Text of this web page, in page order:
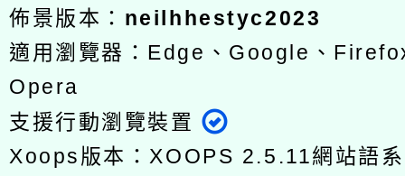
佈景版本： neilhhestyc2023
適用瀏覽器：Edge、Google、
Opera
支援行動瀏覽裝置
Xoops版本：XOOPS 2.5.11網站語